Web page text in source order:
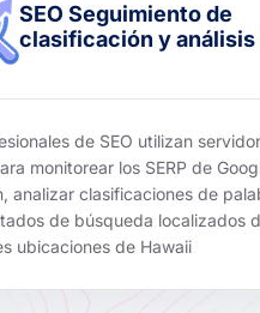
SEO Seguimiento de
clasificación y análisis
de SEO utilizan
monitorear los SERP de
analizar clasificaciones de
de búsqueda localizados
ubicaciones de Hawaii